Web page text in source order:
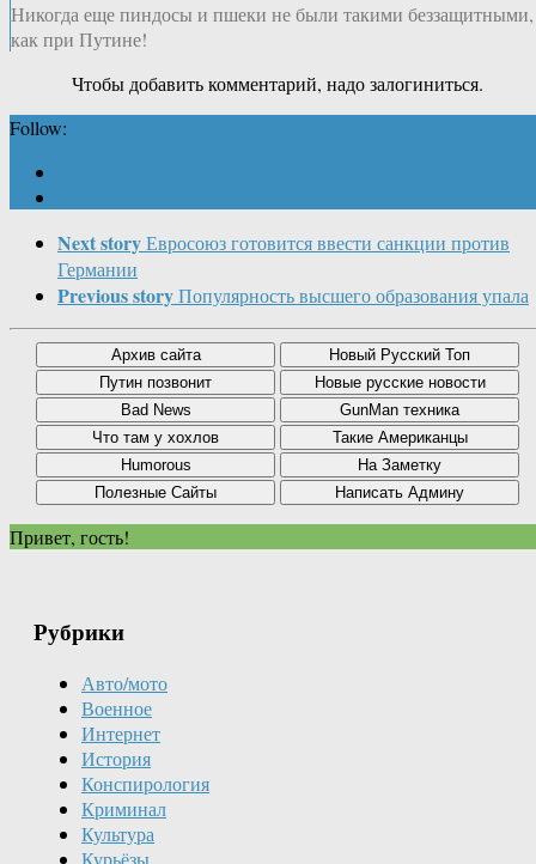
Никогда еще пиндосы и пшеки не были такими беззащитными,
как при Путине!
Чтобы добавить комментарий, надо залогиниться.
Follow:
Next storyЕвросоюз готовится ввести санкции против
Германии
Previous storyПопулярность высшего образования упала
Привет, гость!
Рубрики
Авто/мото
Военное
Интернет
История
Конспирология
Криминал
Культура
Курьёзы